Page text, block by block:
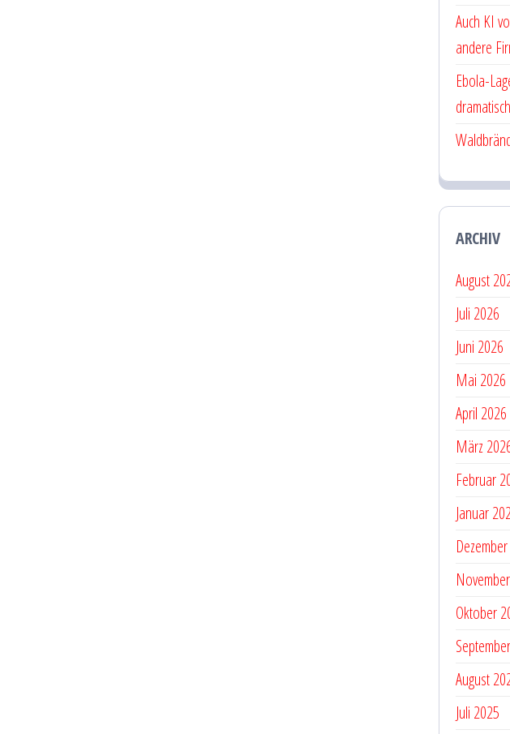
Auch KI
andere
Ebola-
ARCHIV
August
Juli 2026
Juni 2026
Mai 2026
April 2026
März
Februar
Januar
Oktober
August
Juli 2025